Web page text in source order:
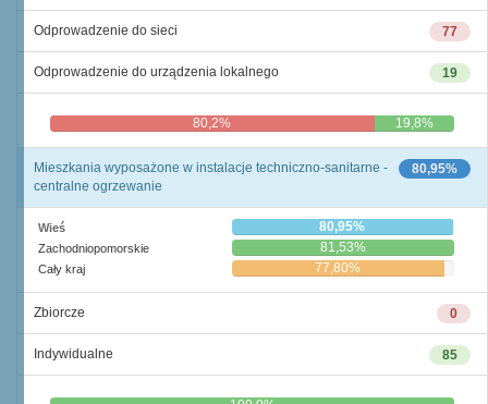
77
Odprowadzenie do sieci
19
Odprowadzenie do urządzenia lokalnego
80,2% 19,8%
80,95%
Mieszkania wyposażone w instalacje techniczno-sanitarne -
centralne ogrzewanie
Wieś 80,95%
Zachodniopomorskie 81,53%
Cały kraj 77,80%
0
Zbiorcze
85
Indywidualne